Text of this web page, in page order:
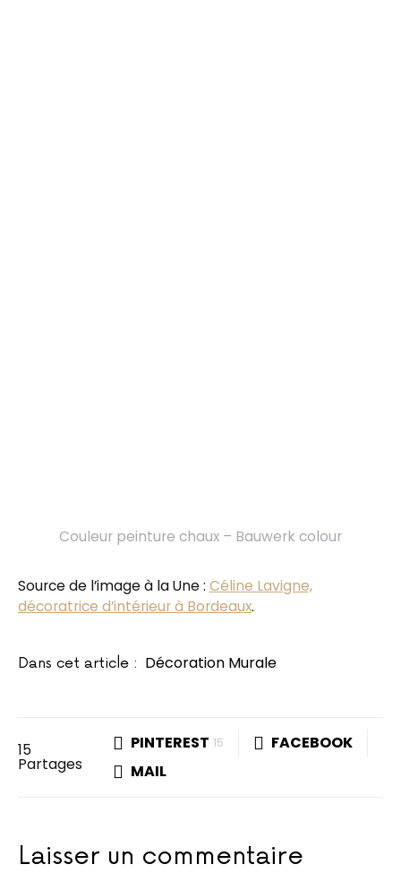
Couleur peinture chaux – Bauwerk colour
Source de l’image à la Une : Céline Lavigne,
décoratrice d’intérieur à Bordeaux.
Dans cet article : Décoration Murale
15
Partages
PINTEREST 15
FACEBOOK
MAIL
Laisser un commentaire